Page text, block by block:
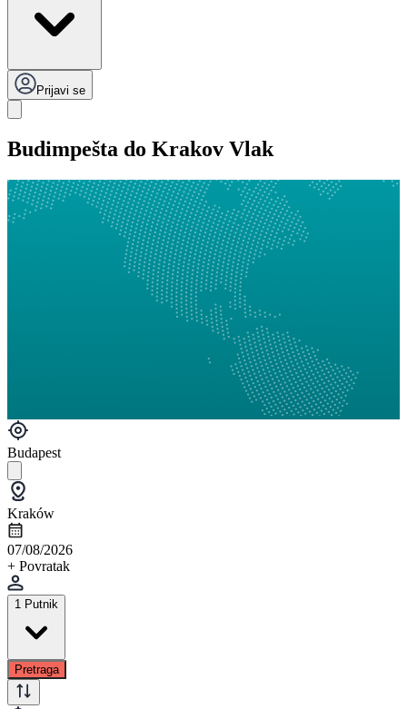
Prijavi se
Budimpešta do Krakov Vlak
Budapest
Kraków
07/08/2026
+ Povratak
1 Putnik
Pretraga